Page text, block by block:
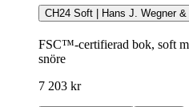
CH24 Soft | Hans J. Wegner &
FSC™-certifierad bok, soft
snöre
7 203 kr